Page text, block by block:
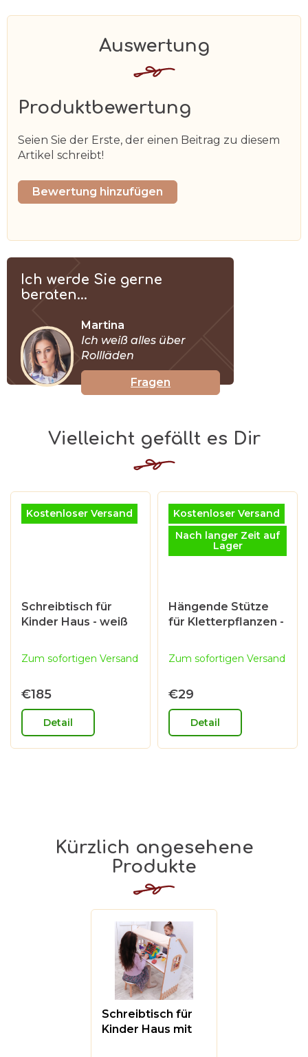
Kostenloser Versand
Schreibtisch für
Kinder Haus - weiß
Zum sofortigen Versand
€185
Detail
Kostenloser Versand
Nach langer Zeit auf
Lager
Hängende Stütze
für Kletterpflanzen -
cm
Zum sofortigen Versand
€29
Detail
Produktbewertung
Seien Sie der Erste, der einen Beitrag zu diesem
Artikel schreibt!
Bewertung hinzufügen
Ich werde Sie gerne
beraten...
Martina
Ich weiß alles über
Rollläden
Fragen
Kürzlich angesehene
Produkte
Schreibtisch für
Kinder Haus mit